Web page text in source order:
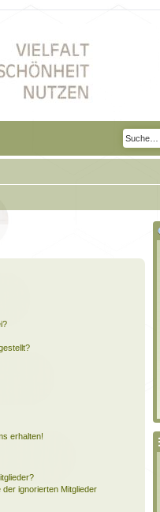
erhalten!
ignorierten Mitglieder